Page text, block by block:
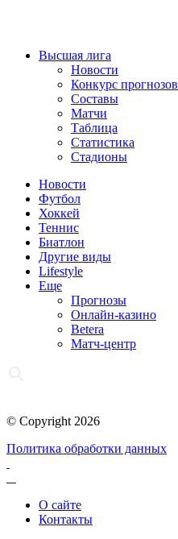
Высшая лига
Новости
Конкурс прогнозов
Составы
Матчи
Таблица
Статистика
Стадионы
Новости
Футбол
Хоккей
Теннис
Биатлон
Другие виды
Lifestyle
Еще
Прогнозы
Онлайн-казино
Betera
Матч-центр
© Copyright 2026
Политика обработки данных
О сайте
Контакты